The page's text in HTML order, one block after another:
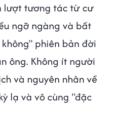
lượt tương tác từ cư
ngỡ ngàng và bất
phiên bản đời
ông. Không ít người
và nguyên nhân về
lạ và vô cùng "đặc